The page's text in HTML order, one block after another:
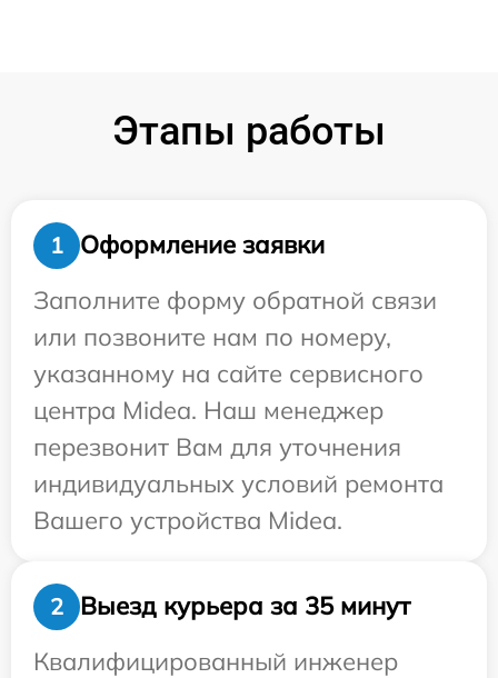
Этапы работы
1
Оформление заявки
Заполните форму обратной связи
или позвоните нам по номеру,
указанному на сайте сервисного
центра Midea. Наш менеджер
перезвонит Вам для уточнения
индивидуальных условий ремонта
Вашего устройства Midea.
2
Выезд курьера за 35 минут
Квалифицированный инженер